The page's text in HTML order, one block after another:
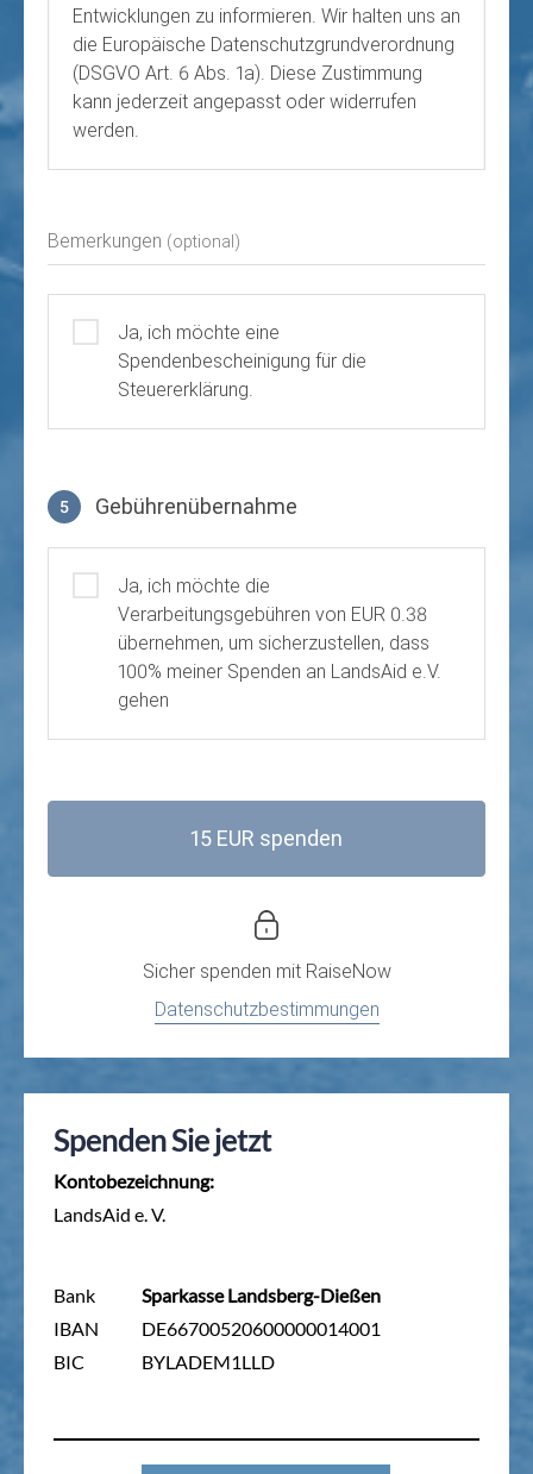
Entwicklungen zu informieren. Wir halten uns an
die Europäische Datenschutzgrundverordnung
(DSGVO Art. 6 Abs. 1a). Diese Zustimmung
kann jederzeit angepasst oder widerrufen
werden.
Bemerkungen (optional)
Ja, ich möchte eine
Spendenbescheinigung für die
Steuererklärung.
5 Gebührenübernahme
Ja, ich möchte die
Verarbeitungsgebühren von EUR 0.38
übernehmen, um sicherzustellen, dass
100% meiner Spenden an LandsAid e.V.
gehen
15 EUR spenden
Sicher spenden mit RaiseNow
Datenschutzbestimmungen
Spenden Sie jetzt
Kontobezeichnung:
LandsAid e. V.
Bank
IBAN
BIC
Sparkasse Landsberg-Dießen
DE66700520600000014001
BYLADEM1LLD